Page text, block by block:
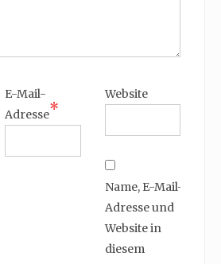
E-Mail-
Adresse*
Website
Name, E-Mail-
Adresse und
Website in
diesem